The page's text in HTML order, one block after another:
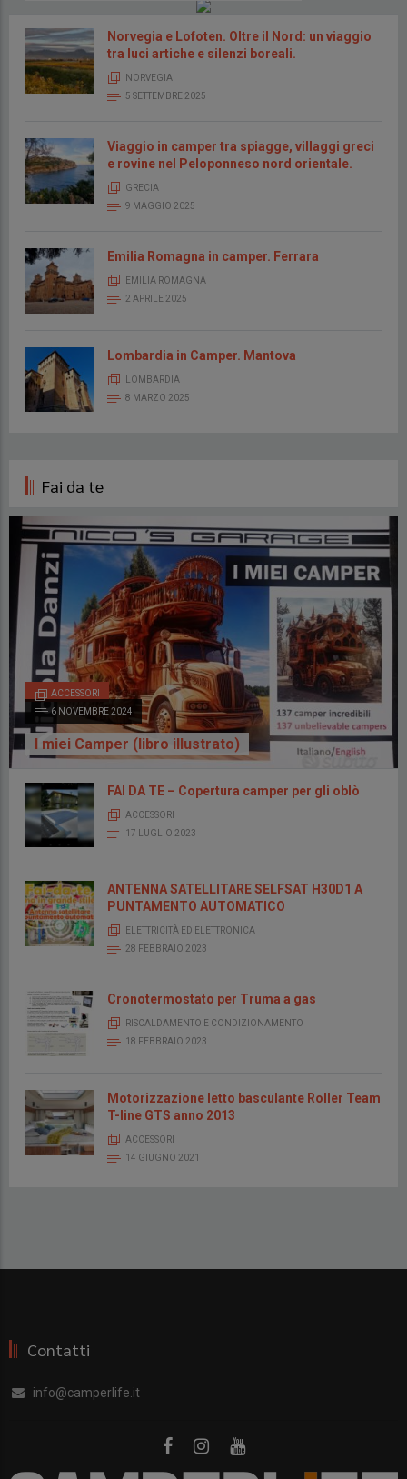
Norvegia e Lofoten. Oltre il Nord: un viaggio
tra luci artiche e silenzi boreali.
NORVEGIA
5 SETTEMBRE 2025
Viaggio in camper tra spiagge, villaggi greci
e rovine nel Peloponneso nord orientale.
GRECIA
9 MAGGIO 2025
Emilia Romagna in camper. Ferrara
EMILIA ROMAGNA
2 APRILE 2025
Lombardia in Camper. Mantova
LOMBARDIA
8 MARZO 2025
Fai da te
ACCESSORI
6 NOVEMBRE 2024
I miei Camper (libro illustrato)
FAI DA TE – Copertura camper per gli oblò
ACCESSORI
17 LUGLIO 2023
ANTENNA SATELLITARE SELFSAT H30D1 A
PUNTAMENTO AUTOMATICO
ELETTRICITÀ ED ELETTRONICA
28 FEBBRAIO 2023
Cronotermostato per Truma a gas
RISCALDAMENTO E CONDIZIONAMENTO
18 FEBBRAIO 2023
Motorizzazione letto basculante Roller Team
T-line GTS anno 2013
ACCESSORI
14 GIUGNO 2021
Contatti
info@camperlife.it